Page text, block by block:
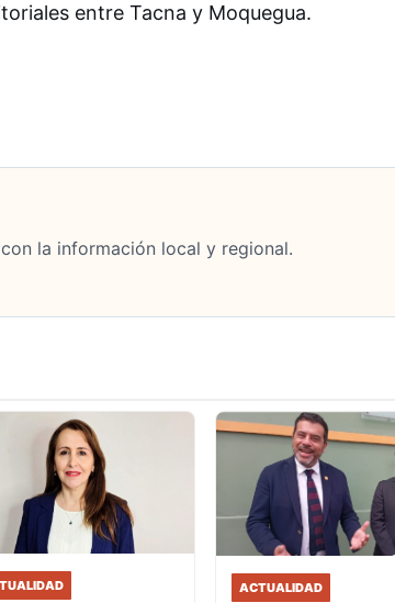
entre Tacna y Moquegua.
la información local y regional.
ACTUALIDAD